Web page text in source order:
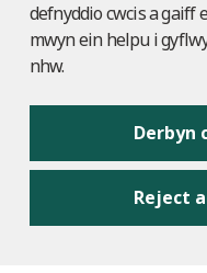
defnyddio cwcis a gaiff
mwyn ein helpu i
nhw.
Derbyn
Reject